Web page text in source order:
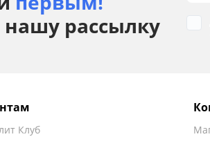
рассылку
Клуб